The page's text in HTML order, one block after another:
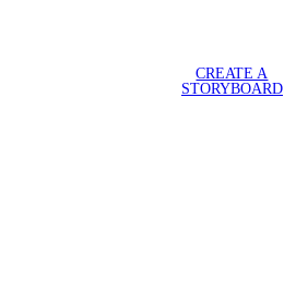
CREATE A
STORYBOARD